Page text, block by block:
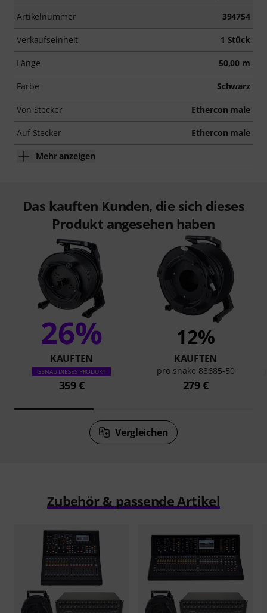
Artikelnummer 394754
Verkaufseinheit 1 Stück
Länge 50,00 m
Farbe Schwarz
Von Stecker Ethercon male
Auf Stecker Ethercon male
Mehr anzeigen
Das kauften Kunden, die sich dieses
Produkt angesehen haben
26%
KAUFTEN
GENAU DIESES PRODUKT
359 €
12%
KAUFTEN
pro snake 88685-50
279 €
Vergleichen
Zubehör & passende Artikel